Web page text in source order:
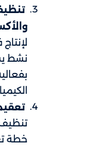
نشط
تنظيف
خطة